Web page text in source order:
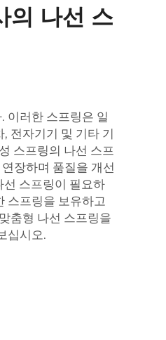
의 나선 스
이러한 스프링은 일
전자기기 및 기타 기
스프링의 나선 스프
장하며 품질을 개선
선 스프링이 필요하
스프링을 보유하고
춤형 나선 스프링을
십시오.